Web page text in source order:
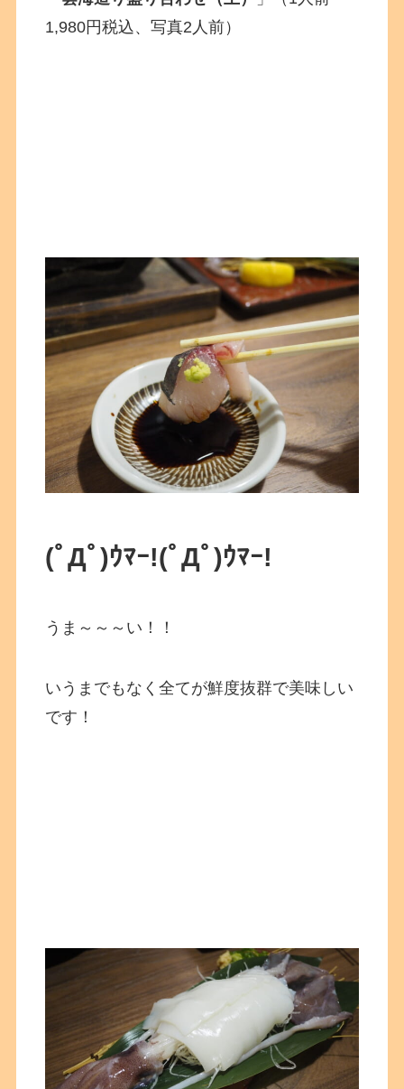
1,980円税込、写真2人前）
(ﾟДﾟ)ｳﾏｰ!(ﾟДﾟ)ｳﾏｰ!
うま～～～い！！
いうまでもなく全てが鮮度抜群で美味しい
です！